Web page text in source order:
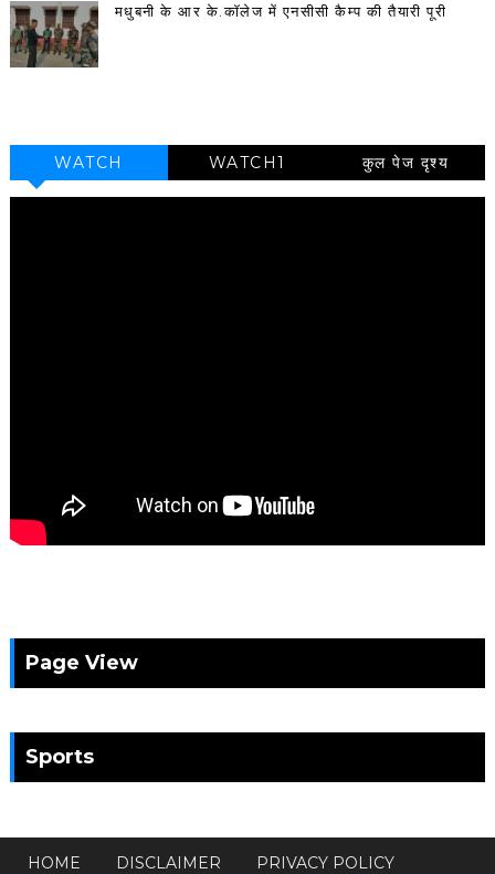
मधुबनी के आर के.कॉलेज में एनसीसी कैम्प की तैयारी पूरी
WATCH WATCH1 कुल पेज दृश्य
Page View
Sports
HOME DISCLAIMER PRIVACY POLICY